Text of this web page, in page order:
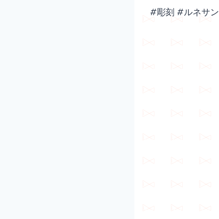
#彫刻 #ルネサ